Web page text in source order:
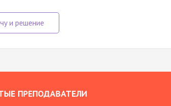
ПРЕПОДАВАТЕЛИ